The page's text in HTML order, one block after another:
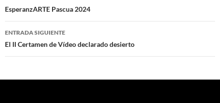
de
entradas
EsperanzARTE Pascua 2024
ENTRADA SIGUIENTE
El II Certamen de Vídeo declarado desierto